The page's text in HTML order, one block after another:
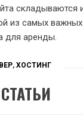
складываются
из самых
для аренды.
, ХОСТИНГ